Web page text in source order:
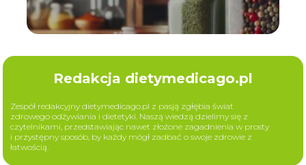
Redakcja dietymedicago.pl
Zespół redakcyjny dietymedicago.pl z pasją zgłębia świat
zdrowego odżywiania i dietetyki. Naszą wiedzą dzielimy się z
czytelnikami, przedstawiając nawet złożone zagadnienia w prosty
i przystępny sposób, by każdy mógł zadbać o swoje zdrowie z
łatwością.